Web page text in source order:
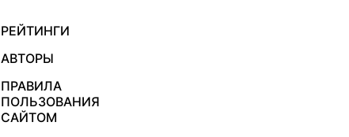
РЕЙТИНГИ
АВТОРЫ
ПРАВИЛА
ПОЛЬЗОВАНИЯ
САЙТОМ